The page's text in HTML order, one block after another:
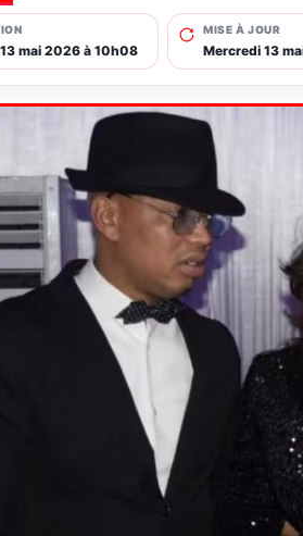
mai 2026 à 10h08
MISE À JOUR
Mercredi 13